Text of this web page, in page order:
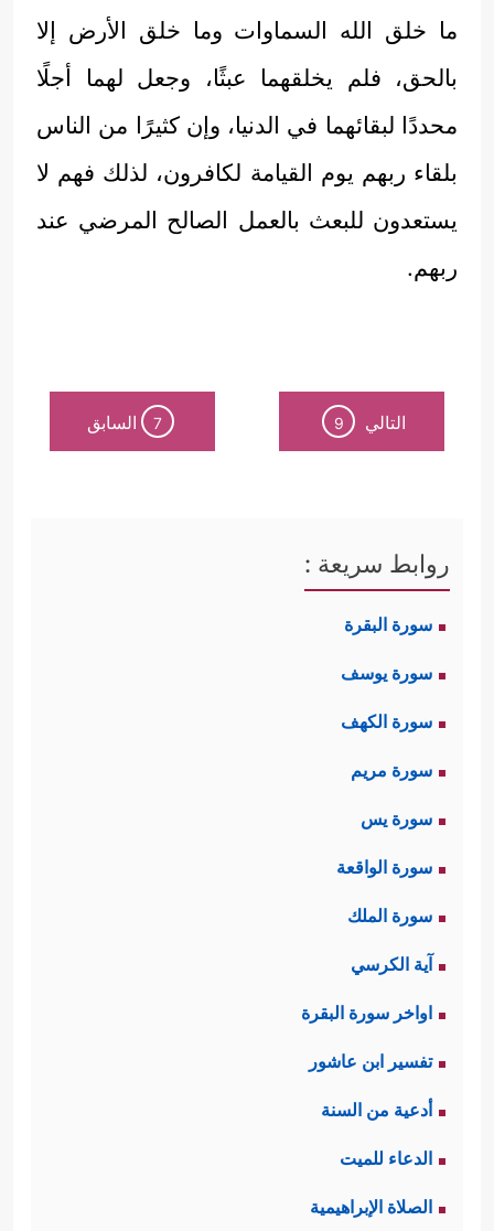
ما خلق الله السماوات وما خلق الأرض إلا
بالحق، فلم يخلقهما عبثًا، وجعل لهما أجلًا
محددًا لبقائهما في الدنيا، وإن كثيرًا من الناس
بلقاء ربهم يوم القيامة لكافرون، لذلك فهم لا
يستعدون للبعث بالعمل الصالح المرضي عند
ربهم.
التالي 9
7 السابق
روابط سريعة :
سورة البقرة
سورة يوسف
سورة الكهف
سورة مريم
سورة يس
سورة الواقعة
سورة الملك
آية الكرسي
اواخر سورة البقرة
تفسير ابن عاشور
أدعية من السنة
الدعاء للميت
الصلاة الإبراهيمية